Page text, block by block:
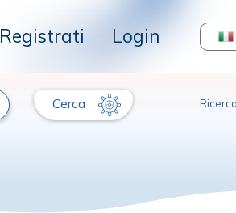
Registrati Login
Cerca